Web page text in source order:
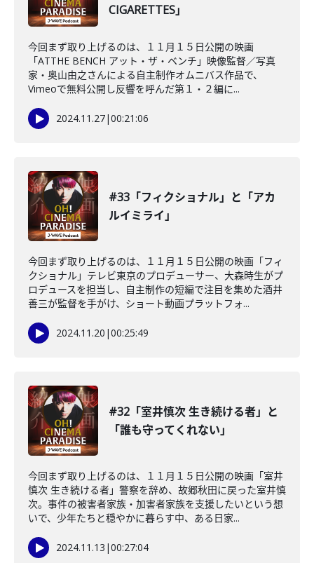
CIGARETTES」
今回まず取り上げるのは、１１月１５日公開の映画
「ATTHE BENCH アット・ザ・ベンチ」映像監督／写真
家・奥山由之さんによる自主制作オムニバス作品で、
Vimeoで無料公開し反響を呼んだ第１・２編に...
2024.11.27|00:21:06
#33「フィクショナル」と「アカ
ルイミライ」
今回まず取り上げるのは、１１月１５日公開の映画「フィ
クショナル」テレビ東京のプロデューサー、大森時生がプ
ロデュースを担当し、自主制作の短編で注目を集めた酒井
善三が監督を手がけ、ショート動画プラットフォ...
2024.11.20 |00:25:49
#32「室井慎次 生き続ける者」と
「誰も守ってくれない」
今回まず取り上げるのは、１１月１５日公開の映画「室井
慎次 生き続ける者」警察を辞め、故郷秋田に戻った室井慎
次。事件の被害者家族・加害者家族を支援したいという想
いで、少年たちと穏やかに暮らす中、ある日家...
2024.11.13 |00:27:04